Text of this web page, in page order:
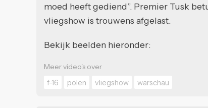
moed heeft gediend”. Premier Tusk
vliegshow is trouwens afgelast.
Bekijk beelden hieronder:
Meer video's over
f-16
polen vliegshow warschau